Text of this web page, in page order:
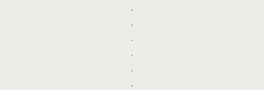
.
.
.
.
.
.